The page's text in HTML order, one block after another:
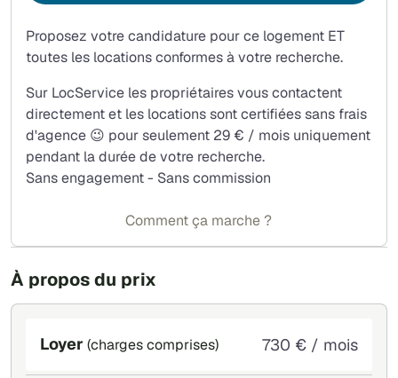
À propos du prix
Loyer (charges comprises) 730 € / mois
Proposez votre candidature pour ce logement ET
toutes les locations conformes à votre recherche.
Sur LocService les propriétaires vous contactent
directement et les locations sont certifiées sans frais
d'agence 😉 pour seulement 29 € / mois uniquement
pendant la durée de votre recherche.
Sans engagement - Sans commission
Comment ça marche ?